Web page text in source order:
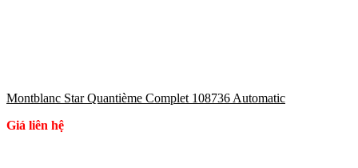
Montblanc Star Quantième Complet 108736 Automatic
Giá liên hệ